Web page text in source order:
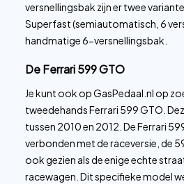
versnellingsbak zijn er twee
Superfast (semiautomatisch, 6
handmatige 6-versnellingsbak.
De Ferrari 599 GTO
Je kunt ook op GasPedaal.nl op
tweedehands Ferrari 599 GTO.
tussen 2010 en 2012. De Ferrari
verbonden met de raceversie, de
ook gezien als de enige echte
racewagen. Dit specifieke model